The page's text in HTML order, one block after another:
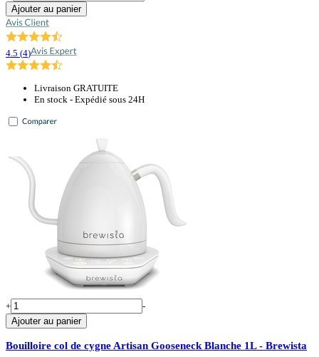
Ajouter au panier
4.5 (4)
Livraison GRATUITE
En stock - Expédié sous 24H
+
-
Ajouter au panier
Bouilloire col de cygne Artisan Gooseneck Blanche 1L - Brewista